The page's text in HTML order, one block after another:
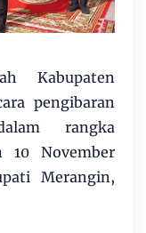
Kabupaten
pengibaran
rangka
10 November
Merangin,